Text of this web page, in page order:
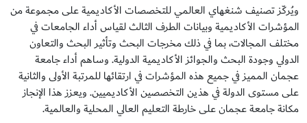
ويُركّز تصنيف شنغهاي العالمي للتخصصات الأكاديمية على مجموعة من
المؤشرات الأكاديمية وبيانات الطرف الثالث لقياس أداء الجامعات في
مختلف المجالات، بما في ذلك مخرجات البحث وتأثير البحث والتعاون
الدولي وجودة البحث والجوائز الأكاديمية الدولية. وساهم أداء جامعة
عجمان المميز في جميع هذه المؤشرات في ارتقائها للمرتبة الأولى والثانية
على مستوى الدولة في هذين التخصصين الأكاديميين. ويعزز هذا الإنجاز
مكانة جامعة عجمان على خارطة التعليم العالي المحلية والعالمية.